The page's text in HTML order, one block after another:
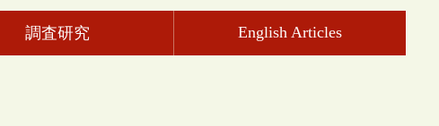
調査研究 English Articles